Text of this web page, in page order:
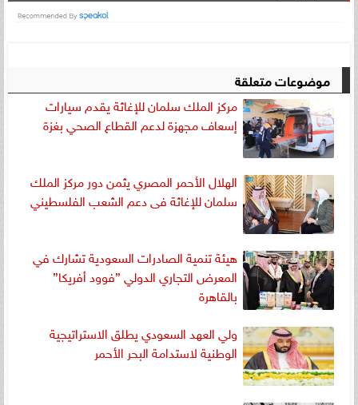
موضوعات متعلقة
مركز الملك سلمان للإغاثة يقدم سيارات
إسعاف مجهزة لدعم القطاع الصحي بغزة
الهلال الأحمر المصري يثمن دور مركز الملك
سلمان للإغاثة فى دعم الشعب الفلسطيني
هيئة تنمية الصادرات السعودية تشارك في
المعرض التجاري الدولي ”فوود أفريكا”
بالقاهرة
ولي العهد السعودي يطلق الاستراتيجية
الوطنية لاستدامة البحر الأحمر